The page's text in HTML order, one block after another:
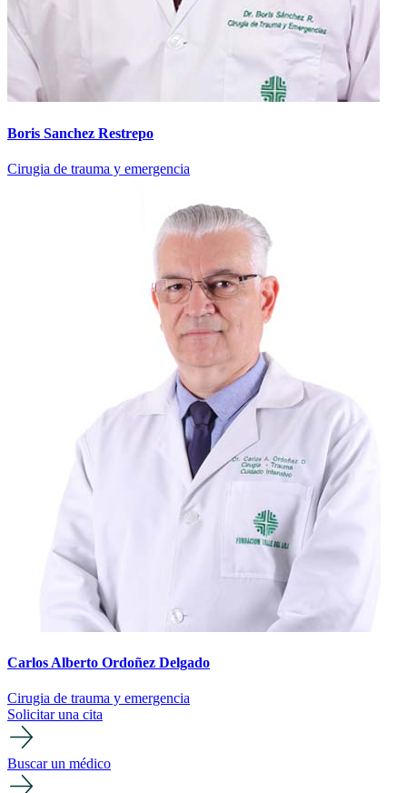
Boris Sanchez Restrepo
Cirugia de trauma y emergencia
Carlos Alberto Ordoñez Delgado
Cirugia de trauma y emergencia
Solicitar una cita
Buscar un médico